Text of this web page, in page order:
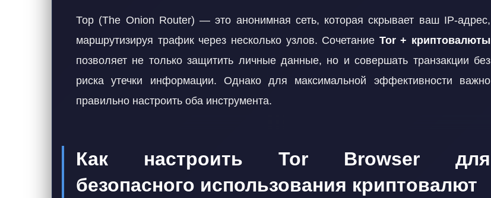
Тор (The Onion Router) — это анонимная сеть, которая скрывает ваш IP-адрес,
маршрутизируя трафик через несколько узлов. Сочетание Tor + криптовалюты
позволяет не только защитить личные данные, но и совершать транзакции без
риска утечки информации. Однако для максимальной эффективности важно
правильно настроить оба инструмента.
Как настроить Tor Browser для
безопасного использования криптовалют